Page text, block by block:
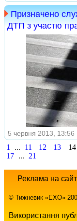
Призначено
ДТП з участю
5 червня 2013, 13:56
1 ... 11 12 13 14
17 ... 21
Реклама на
© Тижневик «EХO»
Використання